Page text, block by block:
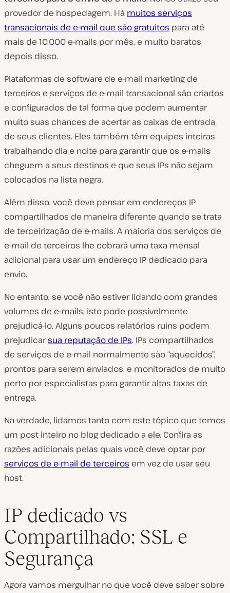
provedor de hospedagem. Há muitos serviços
transacionais de e-mail que são gratuitos para até
mais de 10.000 e-mails por mês, e muito baratos
depois disso.
Plataformas de software de e-mail marketing de
terceiros e serviços de e-mail transacional são criados
e configurados de tal forma que podem aumentar
muito suas chances de acertar as caixas de entrada
de seus clientes. Eles também têm equipes inteiras
trabalhando dia e noite para garantir que os e-mails
cheguem a seus destinos e que seus IPs não sejam
colocados na lista negra.
Além disso, você deve pensar em endereços IP
compartilhados de maneira diferente quando se trata
de terceirização de e-mails. A maioria dos serviços de
e-mail de terceiros lhe cobrará uma taxa mensal
adicional para usar um endereço IP dedicado para
envio.
No entanto, se você não estiver lidando com grandes
volumes de e-mails, isto pode possivelmente
prejudicá-lo. Alguns poucos relatórios ruins podem
prejudicarsua reputação de IPs. IPs compartilhados
de serviços de e-mail normalmente são “aquecidos”,
prontos para serem enviados, e monitorados de muito
perto por especialistas para garantir altas taxas de
entrega.
Na verdade, lidamos tanto com este tópico que temos
um post inteiro no blog dedicado a ele. Confira as
razões adicionais pelas quais você deve optar por
serviços de e-mail de terceiros em vez de usar seu
host.
IP dedicado vs
Compartilhado: SSL e
Segurança
Agora vamos mergulhar no que você deve saber sobre